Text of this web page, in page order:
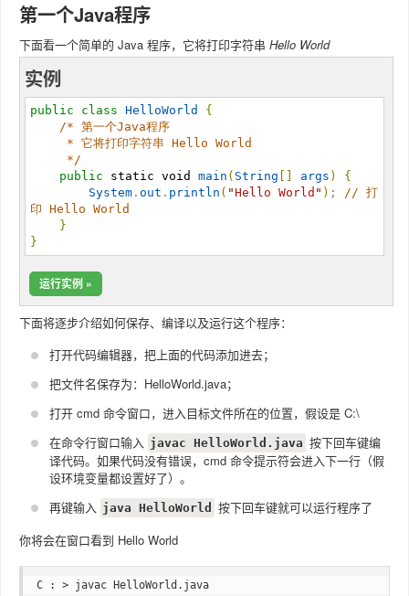
第一个Java程序
下面看一个简单的 Java 程序，它将打印字符串 Hello World
实例
public class HelloWorld
{
/* 第一个Java程序
*/
public
static void main ( String args )
{
System . out . println ( "Hello World " ) ; // 打
印 Hello World
}
}
运行实例 »
下面将逐步介绍如何保存、编译以及运行这个程序：
打开代码编辑器，把上面的代码添加进去；
把文件名保存为：HelloWorld.java；
打开 cmd 命令窗口，进入目标文件所在的位置，假设是 C:\
在命令行窗口输入 javac HelloWorld.java 按下回车键编
译代码。如果代码没有错误，cmd 命令提示符会进入下一行（假
设环境变量都设置好了）。
再键输入 java HelloWorld
按下回车键就可以运行程序了
你将会在窗口看到 Hello World
C : > javac HelloWorld.java